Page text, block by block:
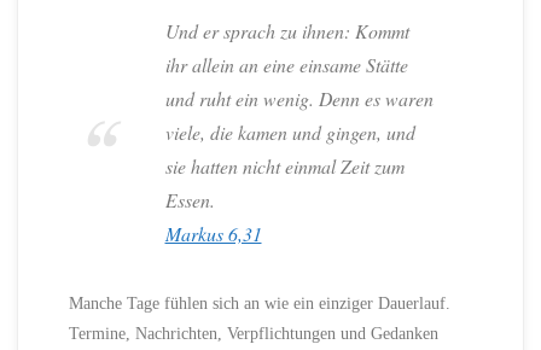
Und er sprach zu ihnen: Kommt
ihr allein an eine einsame Stätte
und ruht ein wenig. Denn es waren
viele, die kamen und gingen, und
sie hatten nicht einmal Zeit zum
Essen.
Markus 6,31
Manche Tage fühlen sich an wie ein einziger Dauerlauf.
Termine, Nachrichten, Verpflichtungen und Gedanken